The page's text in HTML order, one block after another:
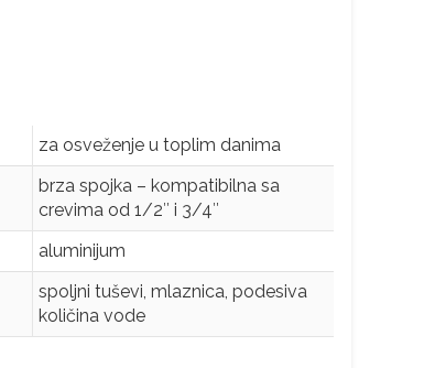
za osveženje u toplim danima
brza spojka – kompatibilna sa
crevima od 1/2″ i 3/4″
aluminijum
spoljni tuševi, mlaznica, podesiva
količina vode